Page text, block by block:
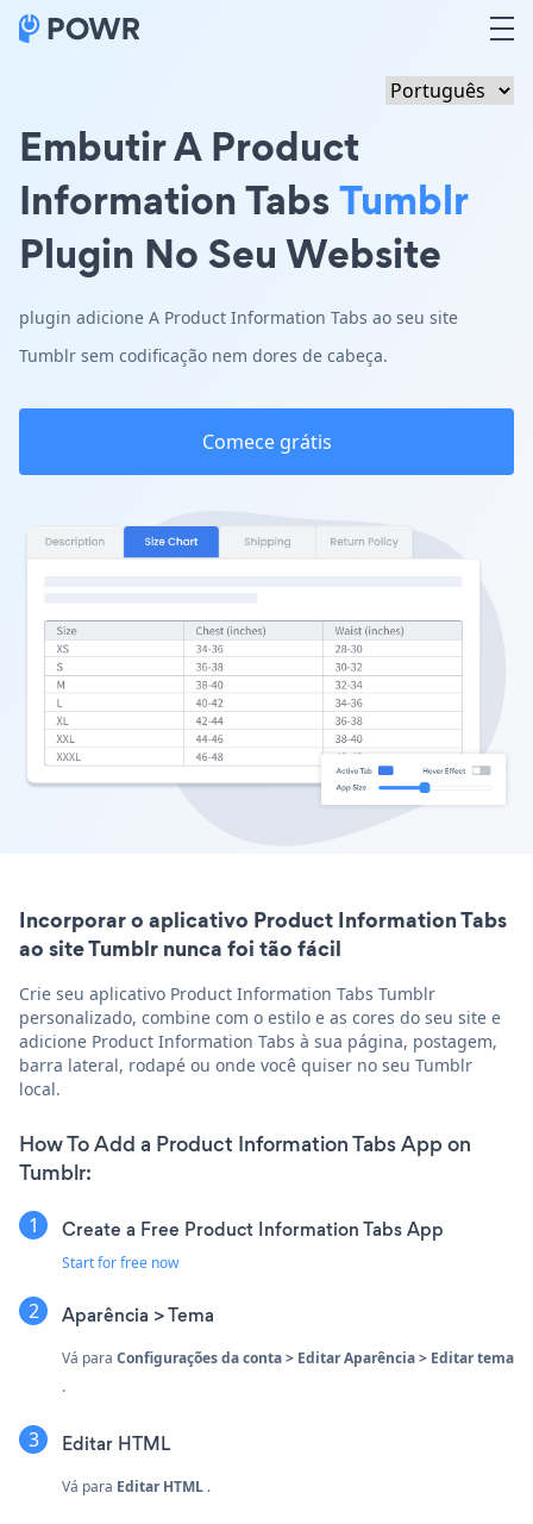
Embutir A Product
Information TabsTumblr
Plugin No Seu Website
plugin adicione A Product Information Tabs ao seu site
Tumblr sem codificação nem dores de cabeça.
Comece grátis
Incorporar o aplicativo Product Information Tabs
ao site Tumblr nunca foi tão fácil
Crie seu aplicativo Product Information Tabs Tumblr
personalizado, combine com o estilo e as cores do seu site e
adicione Product Information Tabs à sua página, postagem,
barra lateral, rodapé ou onde você quiser no seu Tumblr
local.
How To Add a Product Information Tabs App on
Tumblr:
Create a Free Product Information Tabs App
Start for free now
Aparência > Tema
Vá para Configurações da conta > Editar Aparência > Editar tema
.
Editar HTML
Vá para Editar HTML .